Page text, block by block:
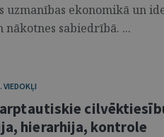
uzmanības ekonomikā un
sabiedrībā. ...
VIEDOKĻI
hierarhija, kontrole